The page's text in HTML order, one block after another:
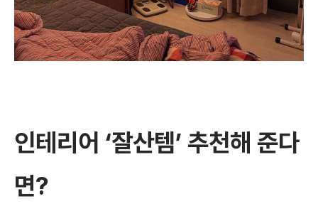
인테리어 ‘잘산템’ 추천해 준다
면?